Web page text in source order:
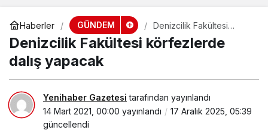
Haberler GÜNDEM
Denizcilik Fakültesi
körfezlerde dalış
yapacak
Denizcilik Fakültesi körfezlerde
dalış yapacak
Yenihaber Gazetesi tarafından yayınlandı
14 Mart 2021, 00:00 yayınlandı
17 Aralık 2025, 05:39
güncellendi